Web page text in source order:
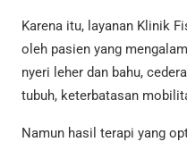
Karena itu, layanan Klinik
oleh pasien yang
nyeri leher dan bahu,
tubuh, keterbatasan
Namun hasil terapi yang